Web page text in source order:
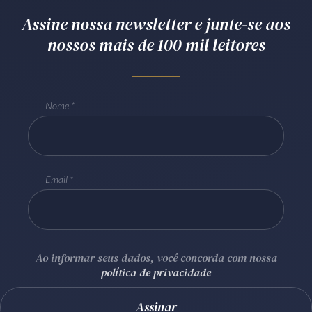
Receba por RSS
Av. Sete de Setembro, 4698
Assine nossa newsletter e junte-se aos
nossos mais de 100 mil leitores
Nome
Email
Ao informar seus dados, você concorda com nossa
política de privacidade